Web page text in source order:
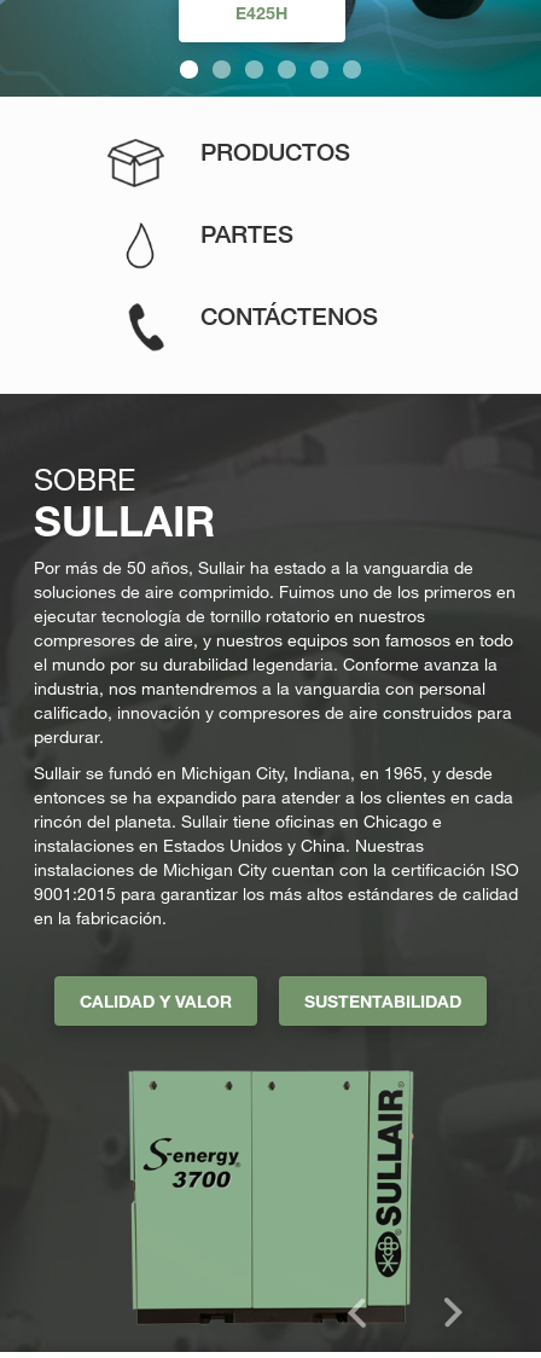
E425H
SERIE SULLAIR TS
ELÉCTRICOS
LS
ESTACIONARIOS
PORTÁTIL
PRODUCTOS
PARTES
CONTÁCTENOS
SOBRE
SULLAIR
Por más de 50 años, Sullair ha estado a la vanguardia de
soluciones de aire comprimido. Fuimos uno de los primeros en
ejecutar tecnología de tornillo rotatorio en nuestros
compresores de aire, y nuestros equipos son famosos en todo
el mundo por su durabilidad legendaria. Conforme avanza la
industria, nos mantendremos a la vanguardia con personal
calificado, innovación y compresores de aire construidos para
perdurar.
Sullair se fundó en Michigan City, Indiana, en 1965, y desde
entonces se ha expandido para atender a los clientes en cada
rincón del planeta. Sullair tiene oficinas en Chicago e
instalaciones en Estados Unidos y China. Nuestras
instalaciones de Michigan City cuentan con la certificación ISO
9001:2015 para garantizar los más altos estándares de calidad
en la fabricación.
CALIDAD Y VALOR SUSTENTABILIDAD